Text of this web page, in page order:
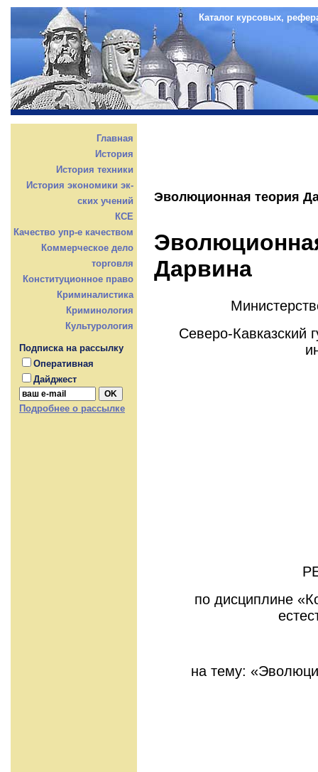
Каталог курсовых,
Главная
История
История техники
История экономики эк-
ских учений
КСЕ
Качество упр-е качеством
Коммерческое дело
торговля
Конституционное право
Криминалистика
Криминология
Культурология
Подписка на рассылку
Оперативная
Дайджест
Подробнее о рассылке
Эволюционная теория
Дарвина
Северо-Кавказский
по дисциплине
на тему: